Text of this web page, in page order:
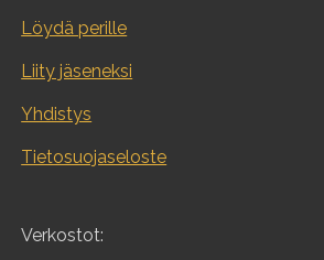
Löydä perille
Liity jäseneksi
Yhdistys
Tietosuojaseloste
Verkostot: